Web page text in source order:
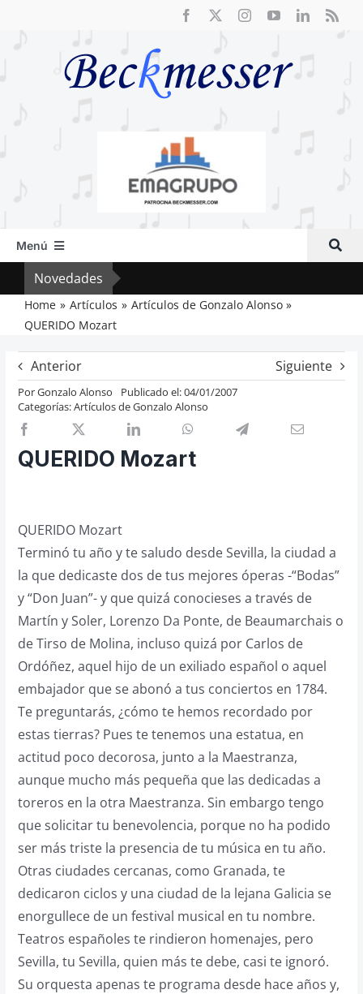
Menú
Inicio
Actual
Artículos
Crítica
Previos de ópera
Entrevistas
Recomendación
Cosas de Beckmesser
Novedades
Home Artículos
Artículos de Gonzalo Alonso
QUERIDO Mozart
Anterior Siguiente
PorGonzalo Alonso
Publicado el: 04/01/2007
Categorías:Artículos de Gonzalo Alonso
QUERIDO Mozart
QUERIDO Mozart
Terminó tu año y te saludo desde Sevilla, la ciudad a
la que dedicaste dos de tus mejores óperas -“Bodas”
y “Don Juan”- y que quizá conocieses a través de
Martín y Soler, Lorenzo Da Ponte, de Beaumarchais o
de Tirso de Molina, incluso quizá por Carlos de
Ordóñez, aquel hijo de un exiliado español o aquel
embajador que se abonó a tus conciertos en 1784.
Te preguntarás, ¿cómo te hemos recordado por
estas tierras? Pues te tenemos una estatua, en
actitud poco decorosa, junto a la Maestranza,
aunque mucho más pequeña que las dedicadas a
toreros en la otra Maestranza. Sin embargo tengo
que solicitar tu benevolencia, porque no ha podido
ser más triste la presencia de tu música en tu año.
Otras ciudades cercanas, como Granada, te
dedicaron ciclos y una ciudad de la lejana Galicia se
enorgullece de un festival musical en tu nombre.
Teatros españoles te rindieron homenajes, pero
Sevilla, tu Sevilla, quien más te debe, casi te ignoró.
Su orquesta apenas te programa desde hace años y,